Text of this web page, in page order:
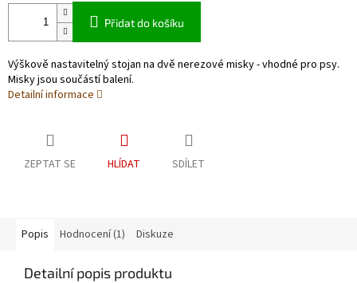
Přidat do košíku
Výškově nastavitelný stojan na dvě nerezové misky - vhodné pro psy.
Misky jsou součástí balení.
Detailní informace
ZEPTAT SE HLÍDAT SDÍLET
Popis Hodnocení (1) Diskuze
Detailní popis produktu